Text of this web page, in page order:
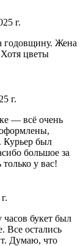
г.
годовщину. Жена
Хотя цветы
г.
— всё очень
Курьер был
большое за
у вас!
часов букет был
Все остались
Думаю, что